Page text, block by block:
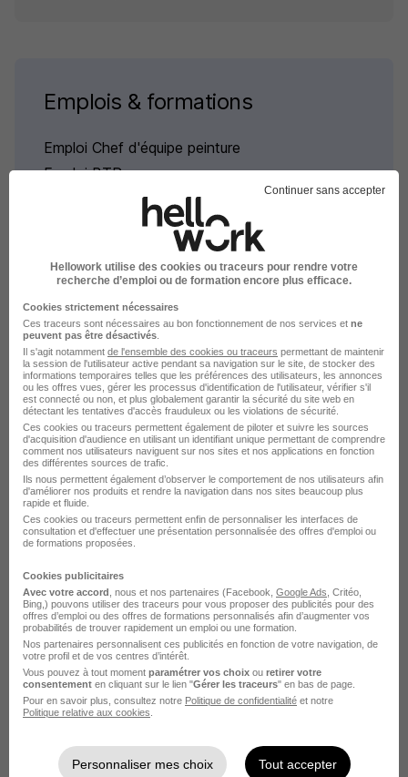
Emplois & formations
Emploi Chef d'équipe peinture
Emploi BTP
L'emploi par métier à Toulouse
dans le domaine BTP
Emploi Câbleur Toulouse
Emploi Coffreur bancheur Toulouse
Emploi Electricien Toulouse
Emploi Maçon VRD Toulouse
Emploi Manoeuvre BTP Toulouse
L'emploi par métier
Emploi Coffreur bancheur
Emploi Conducteur d'engins
Emploi Couvreur
Emploi Electricien
Emploi Maçon
Emploi Maçon VRD
Continuer sans accepter
Hellowork utilise des cookies ou traceurs pour rendre votre
recherche d’emploi ou de formation encore plus efficace.
Cookies strictement nécessaires
Ces traceurs sont nécessaires au bon fonctionnement de nos services et ne
peuvent pas être désactivés
Il s'agit notamment de l'ensemble des cookies ou traceurs permettant de maintenir
la session de l'utilisateur active pendant sa navigation sur le site, de stocker des
informations temporaires telles que les préférences des utilisateurs, les annonces
ou les offres vues, gérer les processus d'identification de l'utilisateur, vérifier s'il
est connecté ou non, et plus globalement garantir la sécurité du site web en
détectant les tentatives d'accès frauduleux ou les violations de sécurité.
Ces cookies ou traceurs permettent également de piloter et suivre les sources
d'acquisition d'audience en utilisant un identifiant unique permettant de comprendre
comment nos utilisateurs naviguent sur nos sites et nos applications en fonction
des différentes sources de trafic.
Ils nous permettent également d’observer le comportement de nos utilisateurs afin
d'améliorer nos produits et rendre la navigation dans nos sites beaucoup plus
rapide et fluide.
Ces cookies ou traceurs permettent enfin de personnaliser les interfaces de
consultation et d'effectuer une présentation personnalisée des offres d'emploi ou
de formations proposées.
Cookies publicitaires
Avec votre accord , nous et nos partenaires (Facebook, Google Ads , Critéo,
Bing,) pouvons utiliser des traceurs pour vous proposer des publicités pour des
offres d’emploi ou des offres de formations personnalisés afin d’augmenter vos
probabilités de trouver rapidement un emploi ou une formation.
Nos partenaires personnalisent ces publicités en fonction de votre navigation, de
votre profil et de vos centres d’intérêt.
Vous pouvez à tout moment paramétrer vos choix ou retirer votre
consentement en cliquant sur le lien "Gérer les traceurs" en bas de page.
Pour en savoir plus, consultez notre Politique de confidentialité et notre
Politique relative aux cookies
Personnaliser mes choix Tout accepter